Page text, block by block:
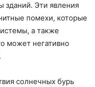
зданий. Эти явления
помехи, которые
а также
может негативно
солнечных бурь